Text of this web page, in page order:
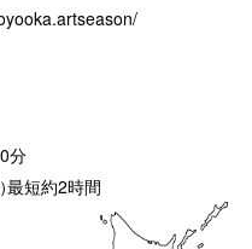
分
）最短約2時間